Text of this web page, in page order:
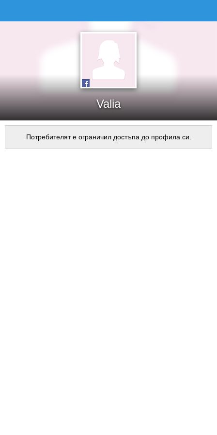
Valia
Потребителят е ограничил достъпа до профила си.